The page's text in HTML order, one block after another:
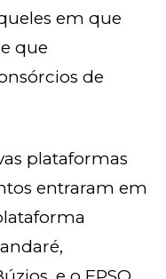
em que
que
de
plataformas
entraram em